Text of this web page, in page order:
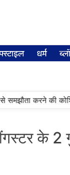
धर्म
समझौता करने की
के 2